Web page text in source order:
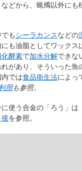
どから、蝋燭以外にも
もシーラカンスなどの
も油脂としてワックス
化酵素で加水分解できな
れがあり、そういった魚
では食品衛生法によっ
用も参照。
使う合金の「ろう」は
接を参照。